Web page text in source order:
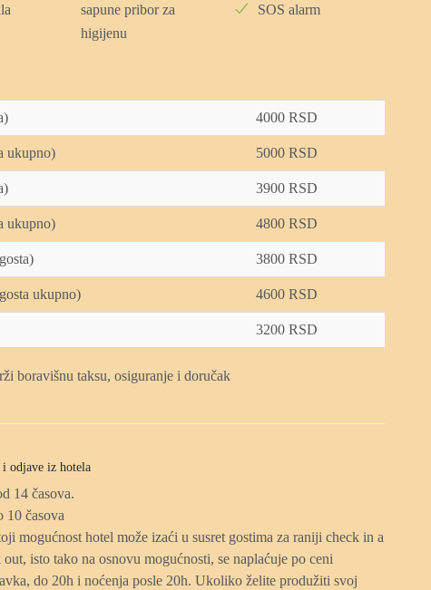
sapune pribor za
higijenu
SOS alarm
4000 RSD
ukupno) 5000 RSD
3900 RSD
ukupno) 4800 RSD
3800 RSD
ukupno) 4600 RSD
3200 RSD
boravišnu taksu, osiguranje i doručak
odjave iz hotela
14 časova.
10 časova
mogućnost hotel može izaći u susret gostima za raniji check in a
isto tako na osnovu mogućnosti, se naplaćuje po ceni
do 20h i noćenja posle 20h. Ukoliko želite produžiti svoj